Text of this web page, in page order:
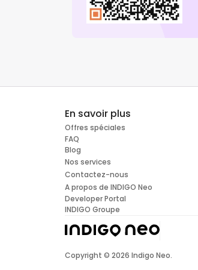
En savoir plus
Offres spéciales
FAQ
Blog
Nos services
Contactez-nous
A propos de INDIGO Neo
Developer Portal
INDIGO Groupe
Copyright © 2026 Indigo Neo.